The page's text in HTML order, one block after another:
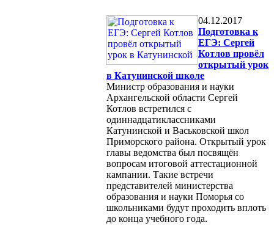
04.12.2017
Подготовка к
ЕГЭ: Сергей
Котлов провёл
открытый урок
в Катунинской школе
Министр образования и науки
Архангельской области Сергей
Котлов встретился с
одиннадцатиклассниками
Катунинской и Васьковской школ
Приморского района. Открытый урок
главы ведомства был посвящён
вопросам итоговой аттестационной
кампании. Такие встречи
представителей министерства
образования и науки Поморья со
школьниками будут проходить вплоть
до конца учебного года.